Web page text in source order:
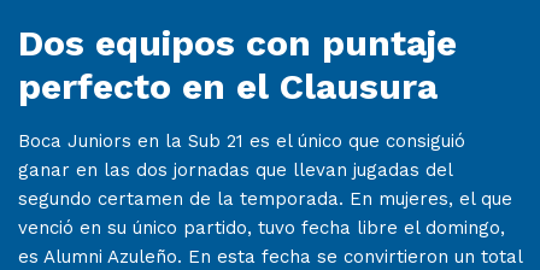
Dos equipos con puntaje
perfecto en el Clausura
Boca Juniors en la Sub 21 es el único que consiguió
ganar en las dos jornadas que llevan jugadas del
segundo certamen de la temporada. En mujeres, el que
venció en su único partido, tuvo fecha libre el domingo,
es Alumni Azuleño. En esta fecha se convirtieron un total